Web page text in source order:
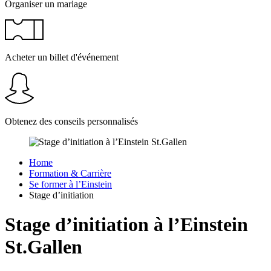
Organiser un mariage
Acheter un billet d'événement
Obtenez des conseils personnalisés
Home
Formation & Carrière
Se former à l’Einstein
Stage d’initiation
Stage d’initiation à l’Einstein
St.Gallen